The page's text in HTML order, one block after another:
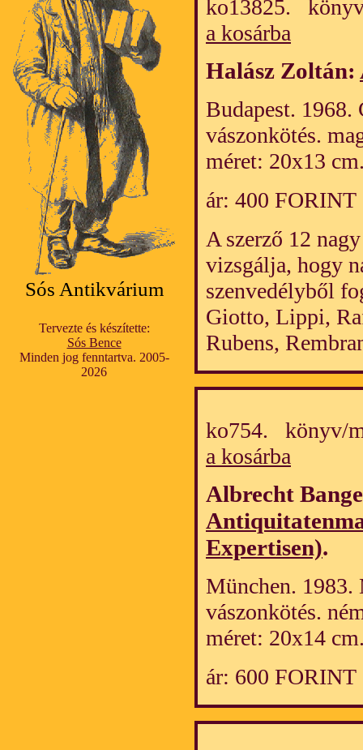
Sós Antikvárium
Tervezte és készítette:
Sós Bence
Minden jog fenntartva. 2005-
2026
ko13825.
a kosárba
Halász Zoltán:
Budapest.
vászonkötés.
méret: 20x13
ár: 400 FORINT
A szerző 12
vizsgálja, hogy
szenvedélyből
Giotto, Lippi,
Rubens,
ko754. könyv/
a kosárba
Albrecht
Expertisen).
München.
vászonkötés.
méret: 20x14
ár: 600 FORINT